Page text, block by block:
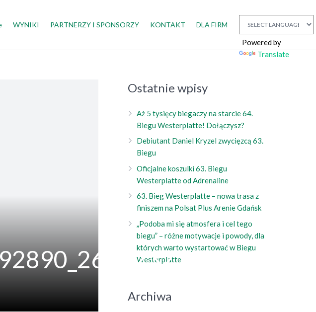
Powered by
Translate
WYNIKI PARTNERZY I SPONSORZY KONTAKT DLA FIRM
Ostatnie wpisy
Aż 5 tysięcy biegaczy na starcie 64.
Biegu Westerplatte! Dołączysz?
Debiutant Daniel Kryzel zwycięzcą 63.
Biegu
Oficjalne koszulki 63. Biegu
Westerplatte od Adrenaline
63. Bieg Westerplatte – nowa trasa z
finiszem na Polsat Plus Arenie Gdańsk
„Podoba mi się atmosfera i cel tego
biegu” – różne motywacje i powody, dla
których warto wystartować w Biegu
Westerplatte
Archiwa